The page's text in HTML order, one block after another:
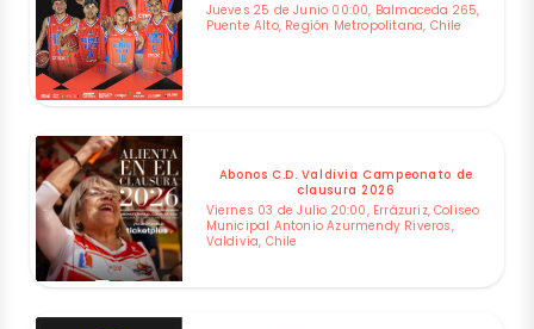
Jueves 25 de Junio 00:00, Balmaceda 265,
Puente Alto, Región Metropolitana, Chile
Abonos C.D. Valdivia Campeonato de
clausura 2026
Viernes 03 de Julio 20:00, Errázuriz, Coliseo
Municipal Antonio Azurmendy Riveros,
Valdivia, Chile